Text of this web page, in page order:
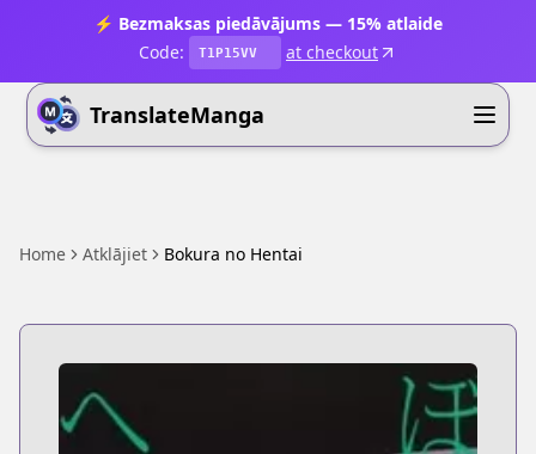
⚡ Bezmaksas piedāvājums — 15% atlaide
Code:
T1P15VV at checkout
TranslateManga
Home Atklājiet Bokura no Hentai